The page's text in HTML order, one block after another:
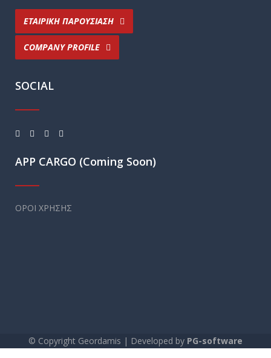
ΕΤΑΙΡΙΚΗ ΠΑΡΟΥΣΙΑΣΗ
COMPANY PROFILE
SOCIAL
APP CARGO (Coming Soon)
ΟΡΟΙ ΧΡΗΣΗΣ
© Copyright Geordamis | Developed by PG-software